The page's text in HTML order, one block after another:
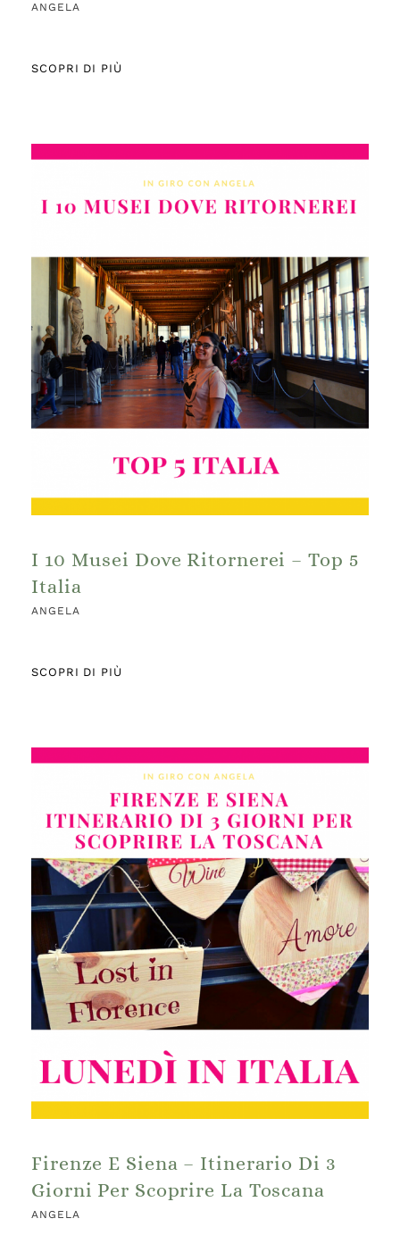
ANGELA
SCOPRI DI PIÙ
I 10 Musei Dove Ritornerei – Top 5
Italia
ANGELA
SCOPRI DI PIÙ
Firenze E Siena – Itinerario Di 3
Giorni Per Scoprire La Toscana
ANGELA